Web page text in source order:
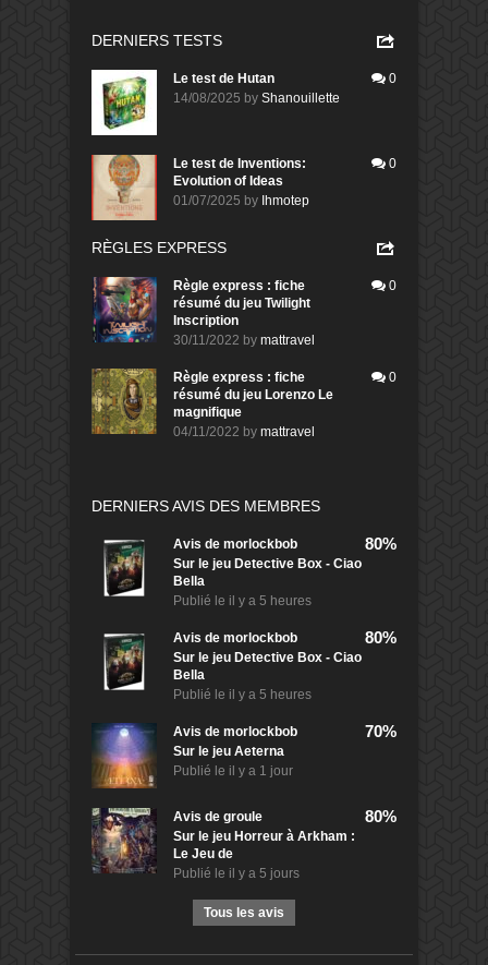
DERNIERS TESTS
Le test de Hutan
14/08/2025 by Shanouillette
0
Le test de Inventions:
Evolution of Ideas
01/07/2025 by Ihmotep
0
RÈGLES EXPRESS
Règle express : fiche
résumé du jeu Twilight
Inscription
30/11/2022 by mattravel
0
Règle express : fiche
résumé du jeu Lorenzo Le
magnifique
04/11/2022 by mattravel
0
DERNIERS AVIS DES MEMBRES
Avis de morlockbob
Sur le jeu Detective Box - Ciao
Bella
Publié le il y a 5 heures
80%
Avis de morlockbob
Sur le jeu Detective Box - Ciao
Bella
Publié le il y a 5 heures
80%
Avis de morlockbob
Sur le jeu Aeterna
Publié le il y a 1 jour
70%
Avis de groule
Sur le jeu Horreur à Arkham :
Le Jeu de
Publié le il y a 5 jours
80%
Tous les avis